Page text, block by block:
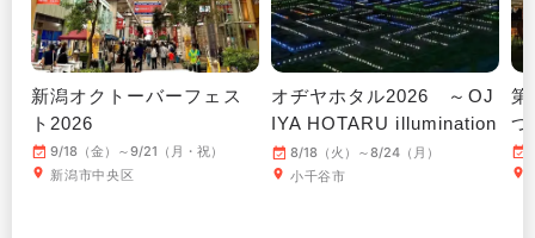
新潟オクトーバーフェス
ト2026
9/18（金）～9/21（月・祝）
新潟市中央区
オヂヤホタル2026 ～OJ
IYA HOTARU illumination
～ 8/18（火）～8/24（月）
小千谷市
第
つ